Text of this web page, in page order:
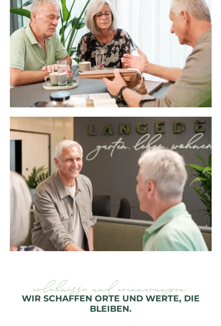
erlebnisse und erinnerungen
WIR SCHAFFEN ORTE UND WERTE, DIE
BLEIBEN.